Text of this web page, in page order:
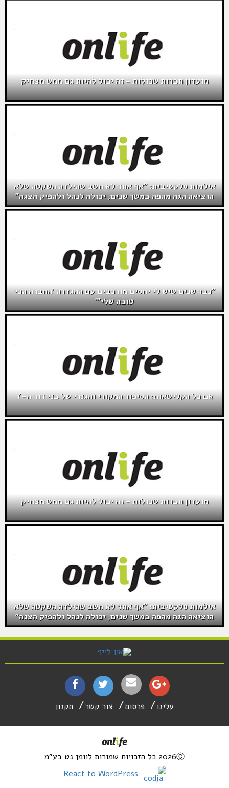
מועדון חברות שכולות – זה יכול להיות גם ממש מצחיק
אילמות סלקטיבית: "אף אחד לא חשב שהילדה השקטה שלא
הוציאה הגה מהפה במשך שנים, יכולה לנהל ולהפיק הצגה"
"כבר שנים שיש לי יחסים מורכבים עם ההגדרה 'החברה הכי
טובה שלי"'
אם כל הקלישאות: הסיפור המקורי והגנרי של בני דור ה-Y
מועדון חברות שכולות – זה יכול להיות גם ממש מצחיק
אילמות סלקטיבית: "אף אחד לא חשב שהילדה השקטה שלא
הוציאה הגה מהפה במשך שנים, יכולה לנהל ולהפיק הצגה"
עלינו פרסום צור קשר תקנון
2026Ⓒ כל הזכויות שמורות לוומן נט בע"מ